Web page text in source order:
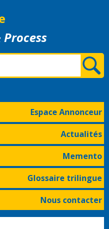
Espace Annonceur
Actualités
Memento
Glossaire trilingue
Nous contacter